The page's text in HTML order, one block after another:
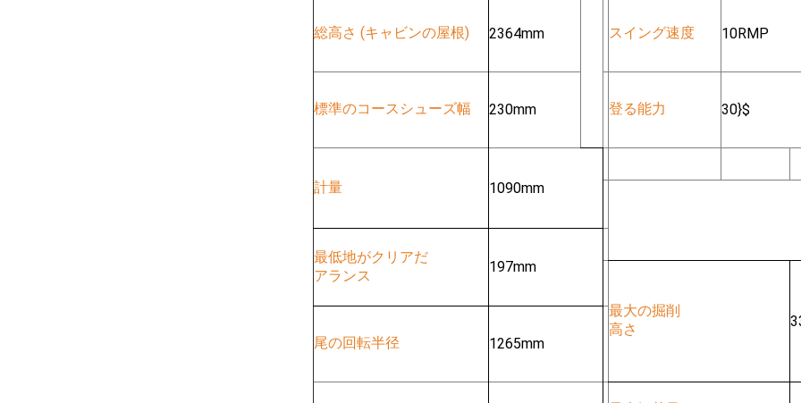
総高さ (キャビンの屋根) 2364mm スイング速度 10RMP
標準のコースシューズ幅 230mm 登る能力 30}$
計量 1090mm
最低地がクリアだ
アランス
197mm
最大の掘削
高さ
尾の回転半径
1265mm